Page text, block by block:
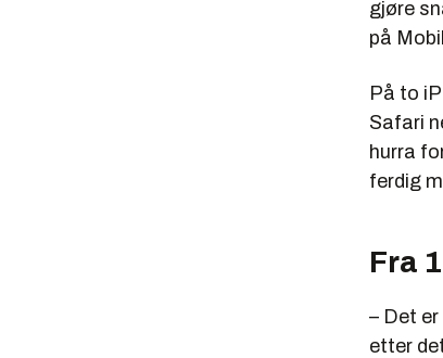
gjøre
på
På to
Safari
hurra
ferdig
Fra
– Det
etter